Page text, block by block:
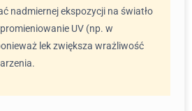
nadmiernej ekspozycji na światło
UV (np. w
lek zwiększa wrażliwość